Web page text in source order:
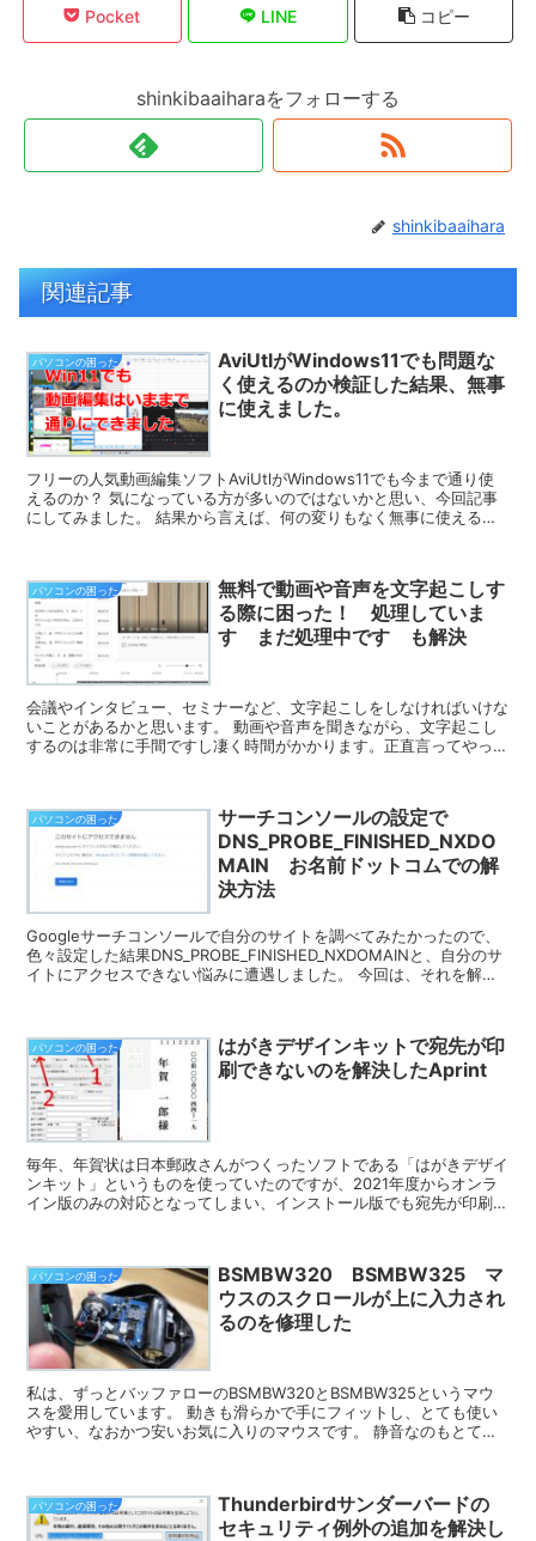
Pocket LINE コピー
shinkibaaiharaをフォローする
shinkibaaihara
関連記事
パソコンの困った
AviUtlがWindows11でも問題な
く使えるのか検証した結果、無事
に使えました。
フリーの人気動画編集ソフトAviUtlがWindows11でも今まで通り使
えるのか？ 気になっている方が多いのではないかと思い、今回記事
にしてみました。 結果から言えば、何の変りもなく無事に使えるの
パソコンの困った
無料で動画や音声を文字起こしす
る際に困った！ 処理していま
す まだ処理中です も解決
会議やインタビュー、セミナーなど、文字起こしをしなければいけな
いことがあるかと思います。 動画や音声を聞きながら、文字起こし
するのは非常に手間ですし凄く時間がかかります。正直言ってやって
パソコンの困った
サーチコンソールの設定で
DNS_PROBE_FINISHED_NXDO
MAIN お名前ドットコムでの解
決方法
Googleサーチコンソールで自分のサイトを調べてみたかったので、
色々設定した結果DNS_PROBE_FINISHED_NXDOMAINと、自分のサ
イトにアクセスできない悩みに遭遇しました。 今回は、それを解決
パソコンの困った
はがきデザインキットで宛先が印
刷できないのを解決したAprint
毎年、年賀状は日本郵政さんがつくったソフトである「はがきデザイ
ンキット」というものを使っていたのですが、2021年度からオンラ
イン版のみの対応となってしまい、インストール版でも宛先が印刷で
パソコンの困った
BSMBW320 BSMBW325 マ
ウスのスクロールが上に入力され
るのを修理した
私は、ずっとバッファローのBSMBW320とBSMBW325というマウ
スを愛用しています。 動きも滑らかで手にフィットし、とても使い
やすい、なおかつ安いお気に入りのマウスです。 静音なのもとても
パソコンの困った
Thunderbirdサンダーバードの
セキュリティ例外の追加を解決し